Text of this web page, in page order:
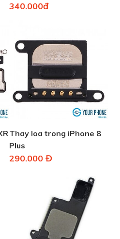
340.000đ
Thay loa trong iPhone 8
Plus
290.000 Đ